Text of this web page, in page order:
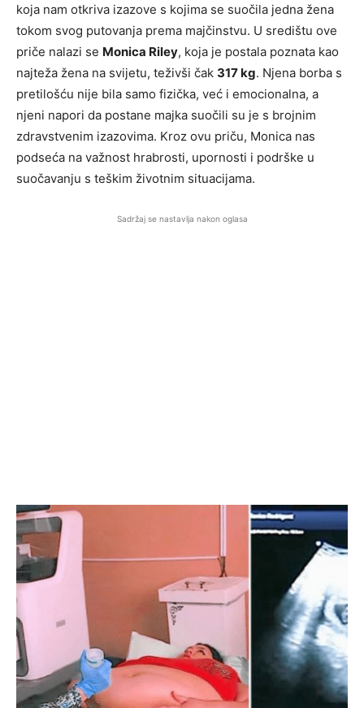
koja nam otkriva izazove s kojima se suočila jedna žena
tokom svog putovanja prema majčinstvu. U središtu ove
priče nalazi se Monica Riley, koja je postala poznata kao
najteža žena na svijetu, teživši čak 317 kg. Njena borba s
pretilošću nije bila samo fizička, već i emocionalna, a
njeni napori da postane majka suočili su je s brojnim
zdravstvenim izazovima. Kroz ovu priču, Monica nas
podseća na važnost hrabrosti, upornosti i podrške u
suočavanju s teškim životnim situacijama.
Sadržaj se nastavlja nakon oglasa